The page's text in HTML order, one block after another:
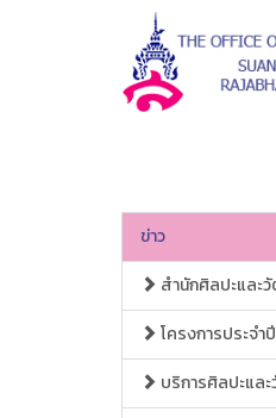
ข่าว
สำนักศิลปะและ
โครงการประจำปี
บริการศิลปะแล